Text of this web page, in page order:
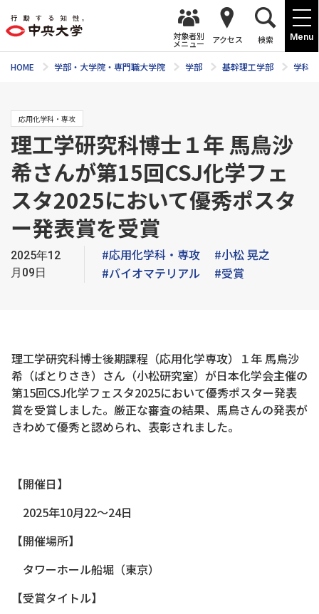
Menu
対象者別
メニュー アクセス 検索
HOME 学部・大学院・専門職大学院 学部 基幹理工学部 学科
応用化学科・専攻
理工学研究科博士１年 馬鳥沙
希さんが第15回CSJ化学フェ
スタ2025において優秀ポスタ
ー発表賞を受賞
2025年12
月09日
#応用化学科・専攻
#小松 晃之
#バイオマテリアル
#受賞
理工学研究科博士後期課程（応用化学専攻）１年 馬鳥沙
希（ばとりさき）さん（小松研究室）が日本化学会主催の
第15回CSJ化学フェスタ2025において優秀ポスター発表
賞を受賞しました。厳正な審査の結果、馬鳥さんの発表が
きわめて優秀と認められ、表彰されました。
【開催日】
2025年10月22～24日
【開催場所】
タワーホール船堀（東京）
【受賞タイトル】